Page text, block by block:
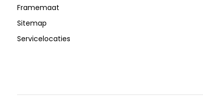
Framemaat
Sitemap
Servicelocaties